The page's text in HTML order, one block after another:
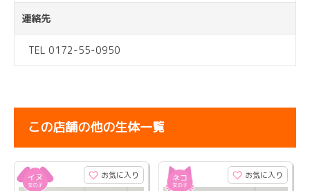
連絡先
TEL 0172-55-0950
この店舗の他の生体一覧
お気に入り お気に入り